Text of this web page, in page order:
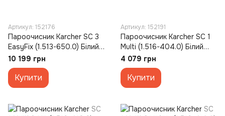
Артикул: 152176
Пароочисник Karcher SC 3
EasyFix (1.513-650.0) Білий
(White)
10 199 грн
Купити
Артикул: 152191
Пароочисник Karcher SC 1
Multi (1.516-404.0) Білий
(White)
4 079 грн
Купити